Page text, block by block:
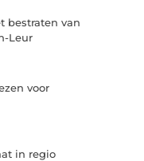
bestraten van
Leur
voor
in regio